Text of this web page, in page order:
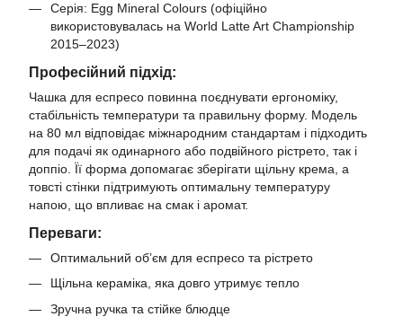
Серія: Egg Mineral Colours (офіційно
використовувалась на World Latte Art Championship
2015–2023)
Професійний підхід:
Чашка для еспресо повинна поєднувати ергономіку,
стабільність температури та правильну форму. Модель
на 80 мл відповідає міжнародним стандартам і підходить
для подачі як одинарного або подвійного рістрето, так і
доппіо. Її форма допомагає зберігати щільну крема, а
товсті стінки підтримують оптимальну температуру
напою, що впливає на смак і аромат.
Переваги:
Оптимальний об’єм для еспресо та рістрето
Щільна кераміка, яка довго утримує тепло
Зручна ручка та стійке блюдце